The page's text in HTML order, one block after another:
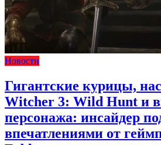
Новости
Гигантские курицы,
Witcher 3: Wild Hunt и
персонажа: инсайдер
впечатлениями от